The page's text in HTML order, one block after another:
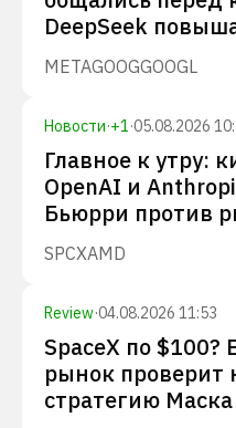
DeepSeek
METAGOOGGOOGL
Новости·+1·05.08.2026
Главное к утру:
OpenAI и
Бьюрри против
SPCXAMD
Review·04.08.2026 11:53
SpaceX по
рынок проверит
стратегию Маска